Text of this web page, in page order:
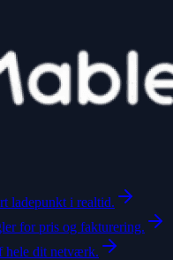
ladepunkt i realtid.
for pris og fakturering.
hele dit netværk.